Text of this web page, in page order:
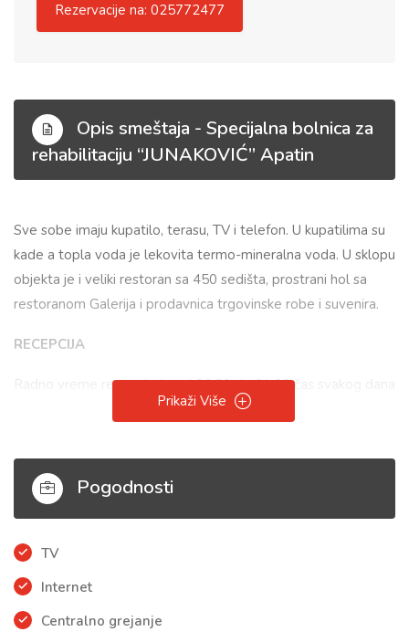
Rezervacije na: 025772477
Opis smeštaja - Specijalna bolnica za
rehabilitaciju “JUNAKOVIĆ” Apatin
Sve sobe imaju kupatilo, terasu, TV i telefon. U kupatilima su
kade a topla voda je lekovita termo-mineralna voda. U sklopu
objekta je i veliki restoran sa 450 sedišta, prostrani hol sa
restoranom Galerija i prodavnica trgovinske robe i suvenira.
RECEPCIJA
Radno vreme recepcije je od 06:30 do 21:00 čas svakog dana
i od našeg ljubaznog osoblja možete dobiti sve potrebne
Vreme prijave, za sve goste hotela, je od 12:00 časova a
vreme odjave iz hotela je do 09:00 časova.
INTERNET
Svim gostima je na raspolaganju besplatno korišćenje
Prikaži Više
Pogodnosti
TV
Internet
Centralno grejanje